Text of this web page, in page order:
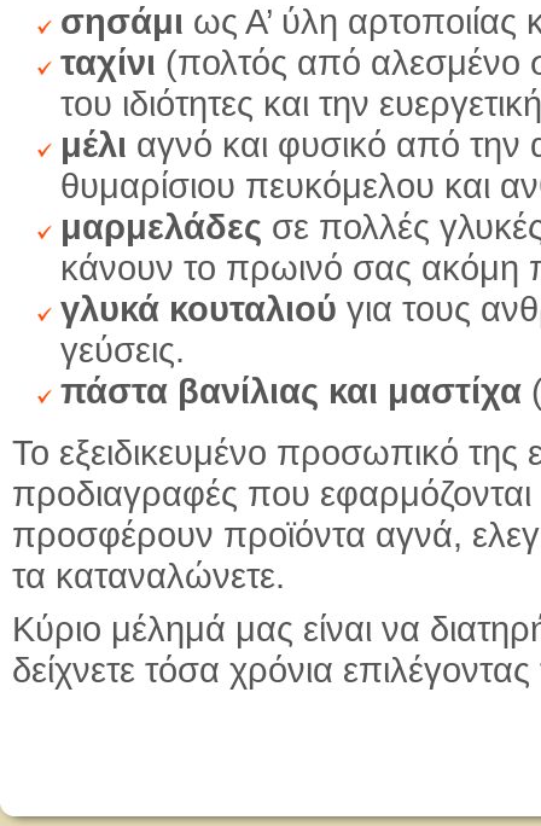
σησάμι ως Α’ ύλη αρτοποιίας
ταχίνι (πολτός από αλεσμένο
του ιδιότητες και την
μέλι αγνό και φυσικό από την
θυμαρίσιου πευκόμελου και
μαρμελάδες σε πολλές
κάνουν το πρωινό σας ακόμη
γλυκά κουταλιού για τους
γεύσεις.
πάστα βανίλιας και μαστίχα
Το εξειδικευμένο προσωπικό της
προδιαγραφές που
προσφέρουν προϊόντα αγνά,
τα καταναλώνετε.
Κύριο μέλημά μας είναι να
δείχνετε τόσα χρόνια